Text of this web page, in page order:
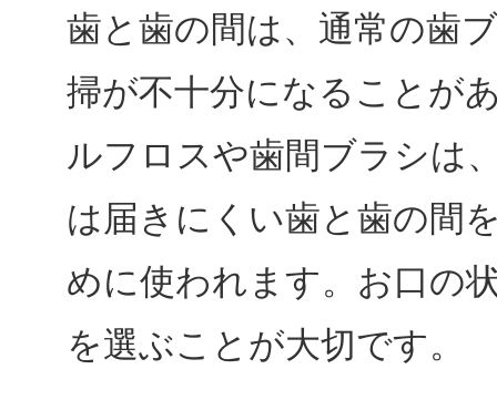
歯と歯の間は、通常の歯
掃が不十分になることが
ルフロスや歯間ブラシは
は届きにくい歯と歯の間
めに使われます。お口の
を選ぶことが大切です。